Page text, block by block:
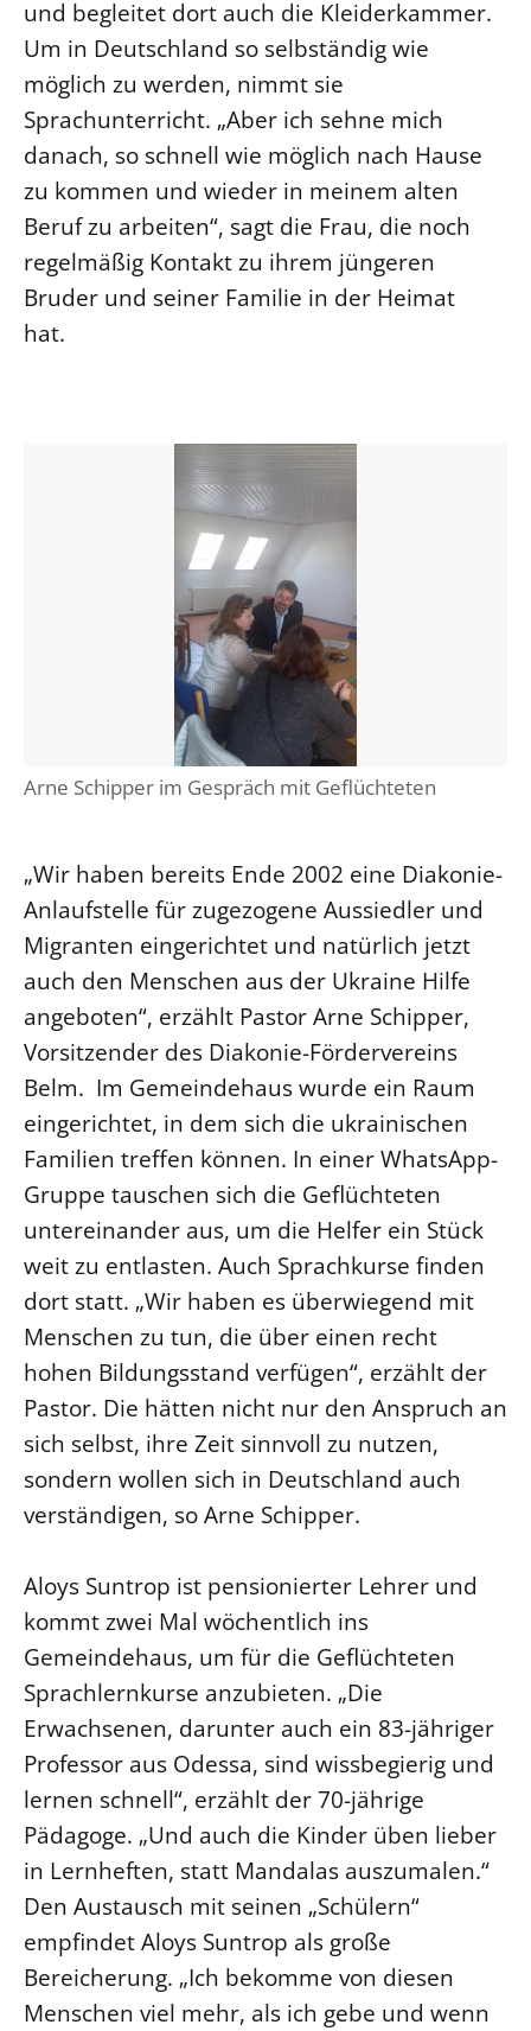
und begleitet dort auch die Kleiderkammer.
Um in Deutschland so selbständig wie
möglich zu werden, nimmt sie
Sprachunterricht. „Aber ich sehne mich
danach, so schnell wie möglich nach Hause
zu kommen und wieder in meinem alten
Beruf zu arbeiten“, sagt die Frau, die noch
regelmäßig Kontakt zu ihrem jüngeren
Bruder und seiner Familie in der Heimat
hat.
Arne Schipper im Gespräch mit Geflüchteten
„Wir haben bereits Ende 2002 eine Diakonie-
Anlaufstelle für zugezogene Aussiedler und
Migranten eingerichtet und natürlich jetzt
auch den Menschen aus der Ukraine Hilfe
angeboten“, erzählt Pastor Arne Schipper,
Vorsitzender des Diakonie-Fördervereins
Belm. Im Gemeindehaus wurde ein Raum
eingerichtet, in dem sich die ukrainischen
Familien treffen können. In einer WhatsApp-
Gruppe tauschen sich die Geflüchteten
untereinander aus, um die Helfer ein Stück
weit zu entlasten. Auch Sprachkurse finden
dort statt. „Wir haben es überwiegend mit
Menschen zu tun, die über einen recht
hohen Bildungsstand verfügen“, erzählt der
Pastor. Die hätten nicht nur den Anspruch an
sich selbst, ihre Zeit sinnvoll zu nutzen,
sondern wollen sich in Deutschland auch
verständigen, so Arne Schipper.
Aloys Suntrop ist pensionierter Lehrer und
kommt zwei Mal wöchentlich ins
Gemeindehaus, um für die Geflüchteten
Sprachlernkurse anzubieten. „Die
Erwachsenen, darunter auch ein 83-jähriger
Professor aus Odessa, sind wissbegierig und
lernen schnell“, erzählt der 70-jährige
Pädagoge. „Und auch die Kinder üben lieber
in Lernheften, statt Mandalas auszumalen.“
Den Austausch mit seinen „Schülern“
empfindet Aloys Suntrop als große
Bereicherung. „Ich bekomme von diesen
Menschen viel mehr, als ich gebe und wenn